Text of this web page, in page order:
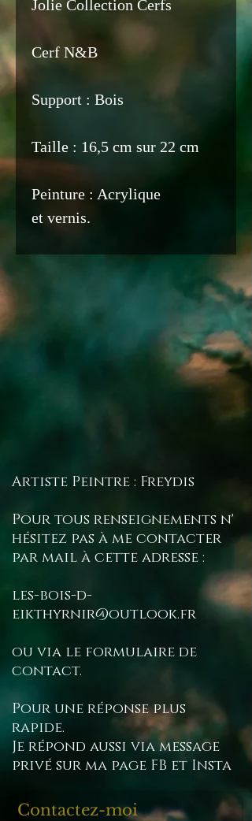
Jolie Collection Cerfs
Cerf N&B
Support : Bois
Taille : 16,5 cm sur 22 cm
Peinture : Acrylique
et vernis.
Artiste Peintre : Freydis
Pour tous renseignements n'
hésitez pas à me contacter
par mail à cette adresse :
les-bois-d-
eikthyrnir@outlook.fr
ou via le formulaire de
contact.
Pour une réponse plus
rapide.
Je répond aussi via message
privé sur ma page FB et Insta
Contactez-moi